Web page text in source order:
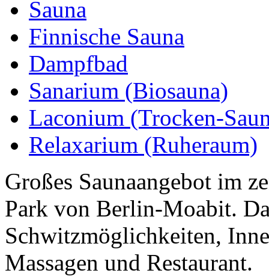
Sauna
Finnische Sauna
Dampfbad
Sanarium (Biosauna)
Laconium (Trocken-
Relaxarium (Ruheraum)
Großes Saunaangebot im
Park von Berlin-Moabit.
Schwitzmöglichkeiten,
Massagen und Restaurant.